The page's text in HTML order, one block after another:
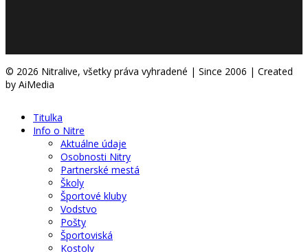
© 2026 Nitralive, všetky práva vyhradené | Since 2006 | Created
by AiMedia
Titulka
Info o Nitre
Aktuálne údaje
Osobnosti Nitry
Partnerské mestá
Školy
Športové kluby
Vodstvo
Pošty
Športoviská
Kostoly